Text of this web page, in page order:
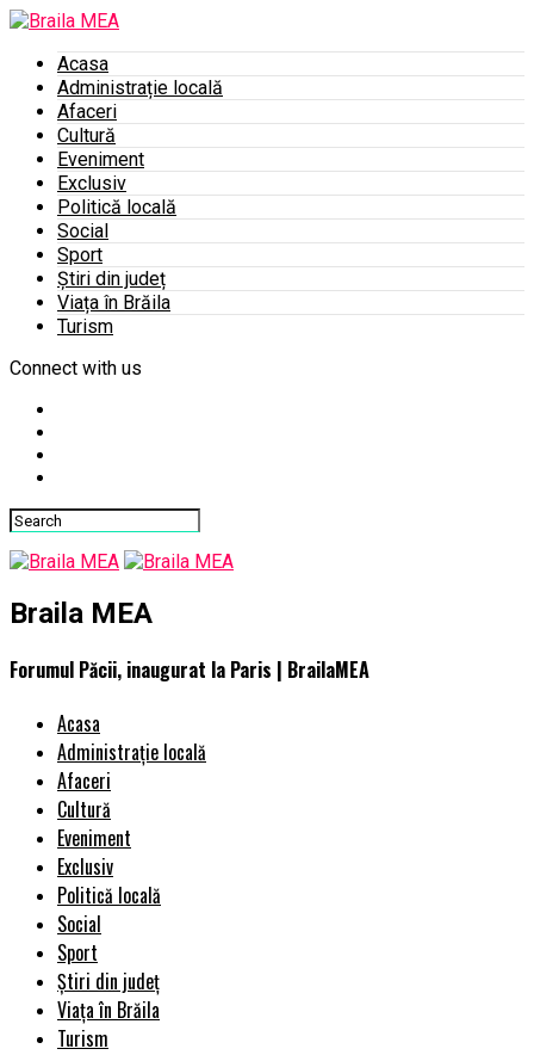
Acasa
Administrație locală
Afaceri
Cultură
Eveniment
Exclusiv
Politică locală
Social
Sport
Știri din județ
Viața în Brăila
Turism
Connect with us
Braila MEA
Forumul Păcii, inaugurat la Paris | BrailaMEA
Acasa
Administrație locală
Afaceri
Cultură
Eveniment
Exclusiv
Politică locală
Social
Sport
Știri din județ
Viața în Brăila
Turism